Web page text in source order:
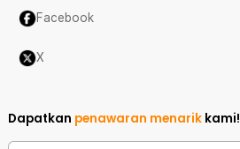
Facebook
X
Dapatkan penawaran menarik kami!